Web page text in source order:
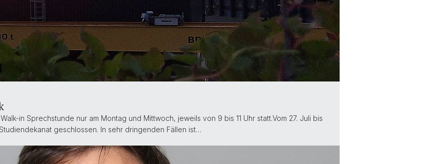
in Sprechstunde nur am Montag und Mittwoch, jeweils von 9 bis 11 Uhr statt.Vom 27. Juli bis
geschlossen. In sehr dringenden Fällen ist…